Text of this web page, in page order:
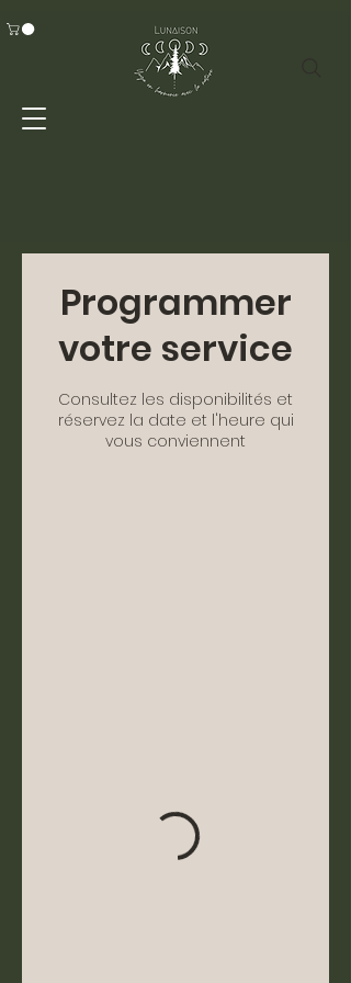
Programmer
votre service
Consultez les disponibilités et
réservez la date et l'heure qui
vous conviennent